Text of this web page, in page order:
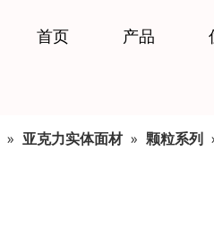
首页 产品
» 亚克力实体面材 » 颗粒系列